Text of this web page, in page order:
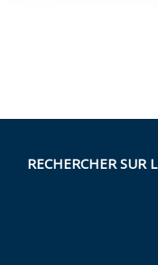
RECHERCHER SUR